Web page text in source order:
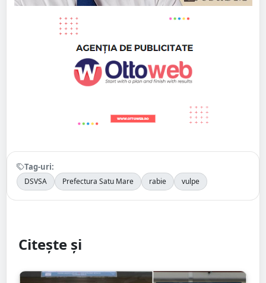
Tag-uri:
DSVSA Prefectura Satu Mare rabie vulpe
Citește și